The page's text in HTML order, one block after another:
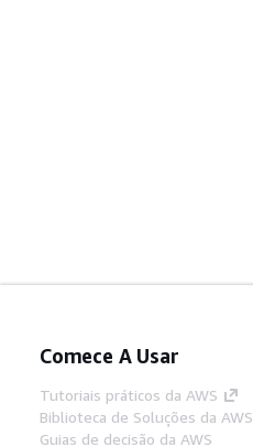
Comece A Usar
Tutoriais práticos da AWS
Biblioteca de Soluções da AWS
Guias de decisão da AWS